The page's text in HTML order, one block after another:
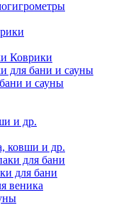
Коврики
для бани и сауны
и сауны
и др.
ковши и др.
для бани
для бани
веника